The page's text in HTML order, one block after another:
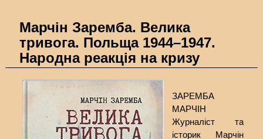
Марчін Заремба. Велика
тривога. Польща 1944–1947.
Народна реакція на кризу
ЗАРЕМБА
МАРЧІН
Журналіст та
історик Марчін